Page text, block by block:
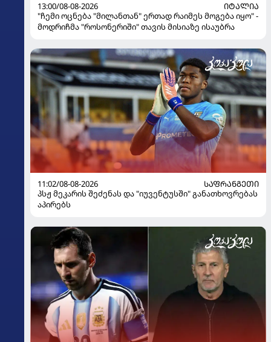
13:00/08-08-2026
ᲘᲢᲐᲚᲘᲐ
"ჩემი ოცნება "მილანთან" ერთად რაიმეს მოგება იყო" -
მოდრიჩმა "როსონერიში" თავის მისიაზე ისაუბრა
11:02/08-08-2026
ᲡᲐᲤᲠᲐᲜᲒᲔᲗᲘ
პსჟ მეკარის შეძენას და "იუვენტუსში" განათხოვრებას
აპირებს